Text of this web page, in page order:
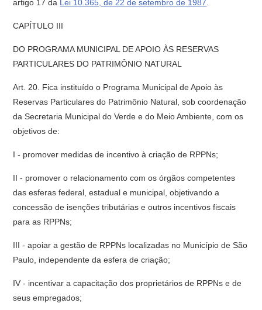
artigo 17 da Lei 10.365, de 22 de setembro de 1987
CAPÍTULO III
DO PROGRAMA MUNICIPAL DE APOIO ÀS RESERVAS
PARTICULARES DO PATRIMÔNIO NATURAL
Art. 20. Fica instituído o Programa Municipal de Apoio às
Reservas Particulares do Patrimônio Natural, sob coordenação
da Secretaria Municipal do Verde e do Meio Ambiente, com os
objetivos de:
I - promover medidas de incentivo à criação de RPPNs;
II - promover o relacionamento com os órgãos competentes
das esferas federal, estadual e municipal, objetivando a
concessão de isenções tributárias e outros incentivos fiscais
para as RPPNs;
III - apoiar a gestão de RPPNs localizadas no Município de São
Paulo, independente da esfera de criação;
IV - incentivar a capacitação dos proprietários de RPPNs e de
seus empregados;